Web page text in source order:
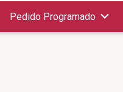
Pedido Programado